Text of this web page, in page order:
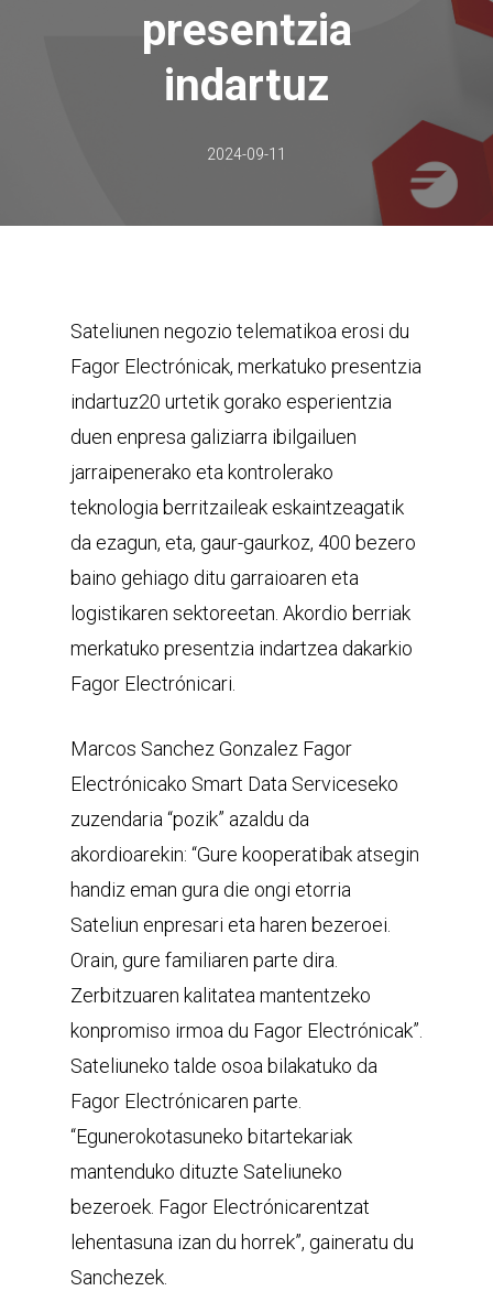
presentzia
indartuz
2024-09-11
Sateliunen negozio telematikoa erosi du
Fagor Electrónicak, merkatuko presentzia
indartuz20 urtetik gorako esperientzia
duen enpresa galiziarra ibilgailuen
jarraipenerako eta kontrolerako
teknologia berritzaileak eskaintzeagatik
da ezagun, eta, gaur-gaurkoz, 400 bezero
baino gehiago ditu garraioaren eta
logistikaren sektoreetan. Akordio berriak
merkatuko presentzia indartzea dakarkio
Fagor Electrónicari.
Marcos Sanchez Gonzalez Fagor
Electrónicako Smart Data Serviceseko
zuzendaria “pozik” azaldu da
akordioarekin: “Gure kooperatibak atsegin
handiz eman gura die ongi etorria
Sateliun enpresari eta haren bezeroei.
Orain, gure familiaren parte dira.
Zerbitzuaren kalitatea mantentzeko
konpromiso irmoa du Fagor Electrónicak”.
Sateliuneko talde osoa bilakatuko da
Fagor Electrónicaren parte.
“Egunerokotasuneko bitartekariak
mantenduko dituzte Sateliuneko
bezeroek. Fagor Electrónicarentzat
lehentasuna izan du horrek”, gaineratu du
Sanchezek.